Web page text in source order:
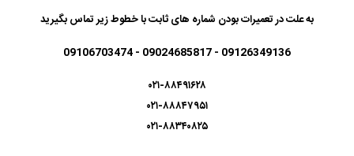
به علت در تعمیرات بودن شماره های ثابت با خطوط زیر تماس بگیرید
09126349136 - 09024685817 - 09106703474
۰۲۱-۸۸۴۹۱۶۲۸
۰۲۱-۸۸۸۴۷۹۵۱
۰۲۱-۸۸۳۴۰۸۲۵